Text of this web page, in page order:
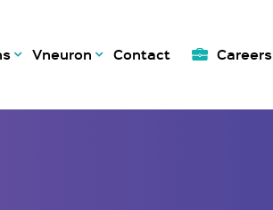
Vneuron Contact Careers